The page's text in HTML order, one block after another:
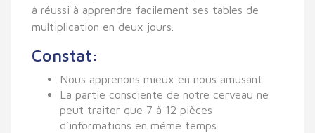
à réussi à apprendre facilement ses tables de
multiplication en deux jours.
Constat:
Nous apprenons mieux en nous amusant
La partie consciente de notre cerveau ne
peut traiter que 7 à 12 pièces
d’informations en même temps